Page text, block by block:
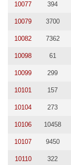
10077 394
10079 3700
10082 7362
10098 61
10099 299
10101 157
10104 273
10106 10458
10107 9450
10110 322